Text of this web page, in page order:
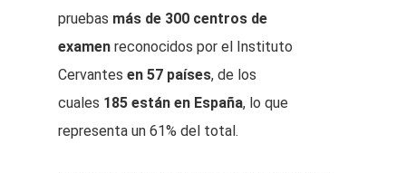
pruebas más de 300 centros de
examen reconocidos por el Instituto
Cervantes en 57 países, de los
cuales 185 están en España, lo que
representa un 61% del total.